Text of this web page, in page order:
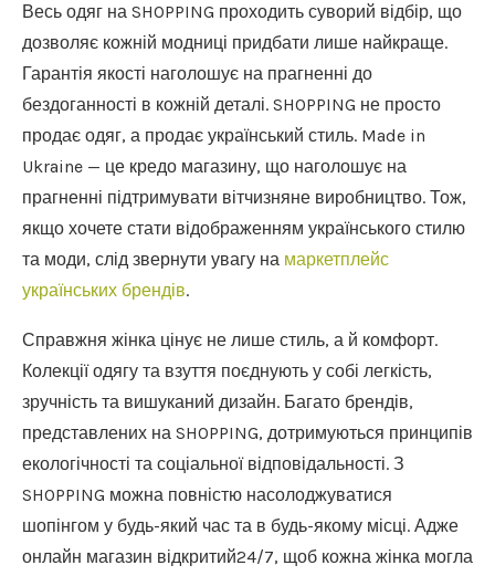
Весь одяг на SHOPPING проходить суворий відбір, що
дозволяє кожній модниці придбати лише найкраще.
Гарантія якості наголошує на прагненні до
бездоганності в кожній деталі. SHOPPING не просто
продає одяг, а продає український стиль. Made in
Ukraine — це кредо магазину, що наголошує на
прагненні підтримувати вітчизняне виробництво. Тож,
якщо хочете стати відображенням українського стилю
та моди, слід звернути увагу на маркетплейс
українських брендів.
Справжня жінка цінує не лише стиль, а й комфорт.
Колекції одягу та взуття поєднують у собі легкість,
зручність та вишуканий дизайн. Багато брендів,
представлених на SHOPPING, дотримуються принципів
екологічності та соціальної відповідальності. З
SHOPPING можна повністю насолоджуватися
шопінгом у будь-який час та в будь-якому місці. Адже
онлайн магазин відкритий24/7, щоб кожна жінка могла